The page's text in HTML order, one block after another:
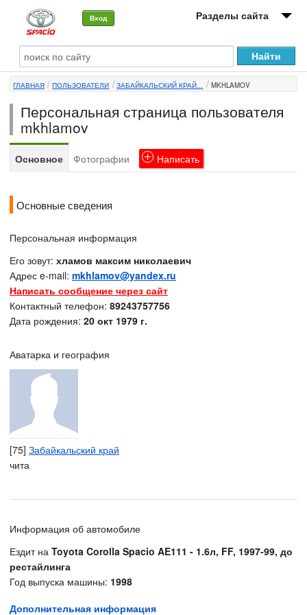
Вход Разделы сайта
О машине
Автоклуб
Форумы
Сервисы и услуги
ГЛАВНАЯ ПОЛЬЗОВАТЕЛИ ЗАБАЙКАЛЬСКИЙ КРАЙ... MKHLAMOV
Персональная страница пользователя
mkhlamov
Основное Фотографии Написать
Основные сведения
Персональная информация
Его зовут: хламов максим николаевич
Адрес e-mail: mkhlamov@yandex.ru
Написать сообщение через сайт
Контактный телефон: 89243757756
Дата рождения: 20 окт 1979 г.
Аватарка и география
[75] Забайкальский край
чита
Информация об автомобиле
Ездит на Toyota Corolla Spacio AE111 - 1.6л, FF, 1997-99, до
рестайлинга
Год выпуска машины: 1998
Дополнительная информация